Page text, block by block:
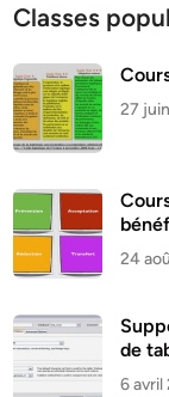
Classes
27
24
de
6 avril